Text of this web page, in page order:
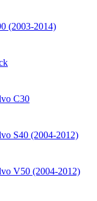
(2003-2014)
C30
S40 (2004-2012)
V50 (2004-2012)